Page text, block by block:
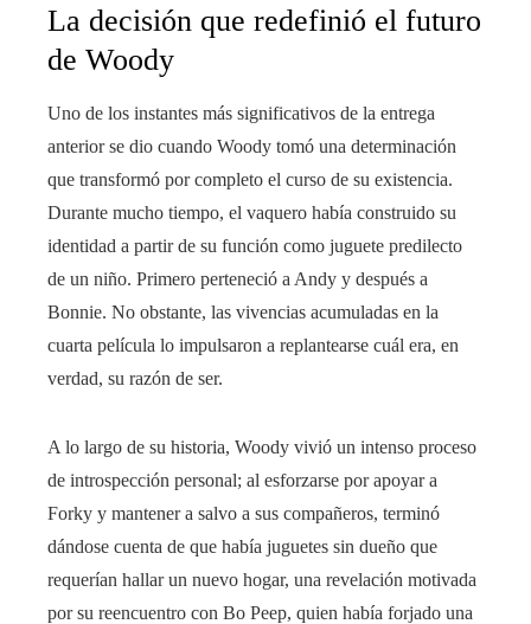
La decisión que redefinió el futuro
de Woody
Uno de los instantes más significativos de la entrega
anterior se dio cuando Woody tomó una determinación
que transformó por completo el curso de su existencia.
Durante mucho tiempo, el vaquero había construido su
identidad a partir de su función como juguete predilecto
de un niño. Primero perteneció a Andy y después a
Bonnie. No obstante, las vivencias acumuladas en la
cuarta película lo impulsaron a replantearse cuál era, en
verdad, su razón de ser.
A lo largo de su historia, Woody vivió un intenso proceso
de introspección personal; al esforzarse por apoyar a
Forky y mantener a salvo a sus compañeros, terminó
dándose cuenta de que había juguetes sin dueño que
requerían hallar un nuevo hogar, una revelación motivada
por su reencuentro con Bo Peep, quien había forjado una